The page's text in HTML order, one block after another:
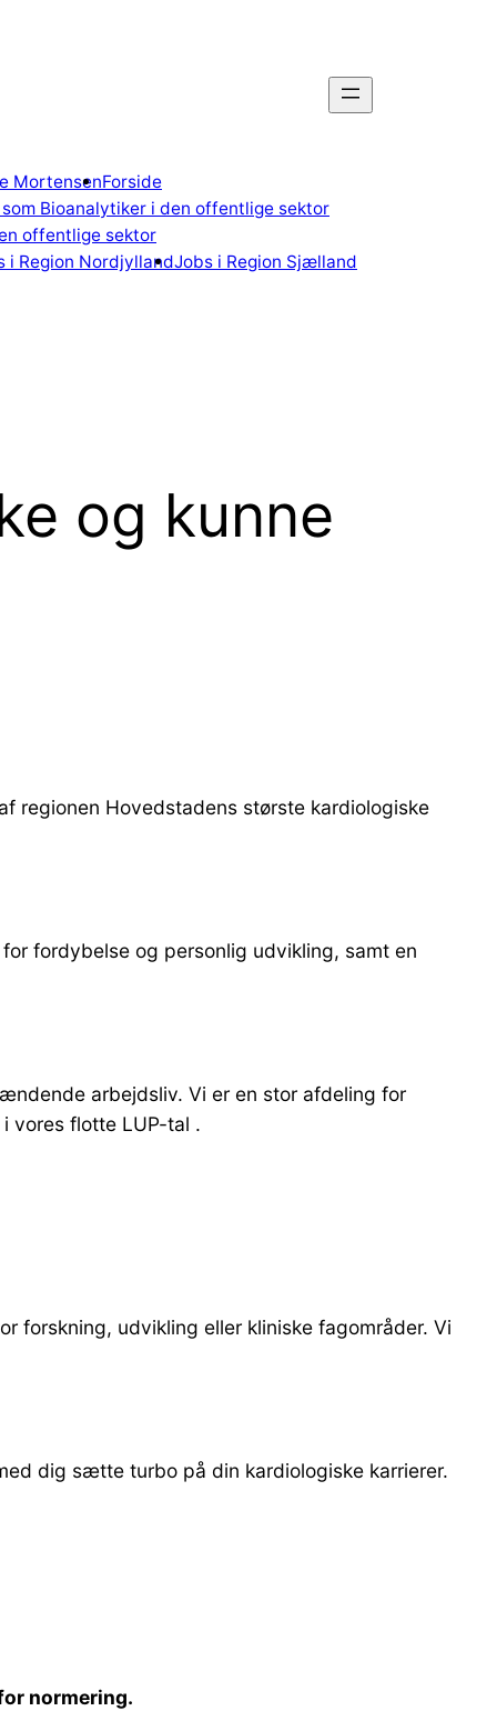
MortensenForside
Bioanalytiker i den offentlige sektor
offentlige sektor
i Region NordjyllandJobs i Region Sjælland
og kunne
regionen Hovedstadens største kardiologiske
fordybelse og personlig udvikling, samt en
arbejdsliv. Vi er en stor afdeling for
vores flotte LUP-tal .
forskning, udvikling eller kliniske fagområder. Vi
dig sætte turbo på din kardiologiske karrierer.
normering.